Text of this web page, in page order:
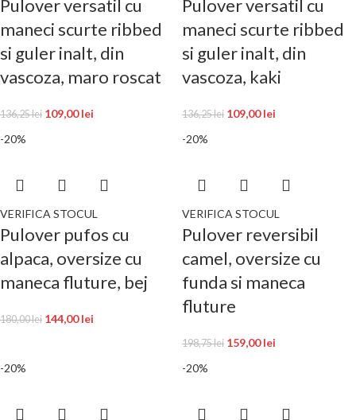
Pulover versatil cu
maneci scurte ribbed
si guler inalt, din
vascoza, maro roscat
136,25lei 109,00lei
Pulover versatil cu
maneci scurte ribbed
si guler inalt, din
vascoza, kaki
136,25lei 109,00lei
-20%
VERIFICA STOCUL
Pulover pufos cu
alpaca, oversize cu
maneca fluture, bej
180,00lei 144,00lei
-20%
VERIFICA STOCUL
Pulover reversibil
camel, oversize cu
funda si maneca
fluture
198,75lei 159,00lei
-20% -20%